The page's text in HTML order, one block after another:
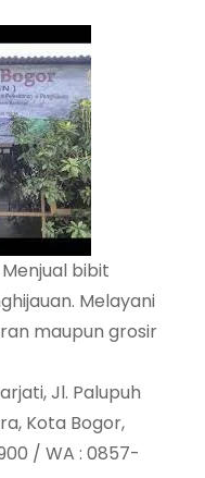
bibit
Melayani
maupun grosir
Jl. Palupuh
Kota Bogor,
/ WA : 0857-